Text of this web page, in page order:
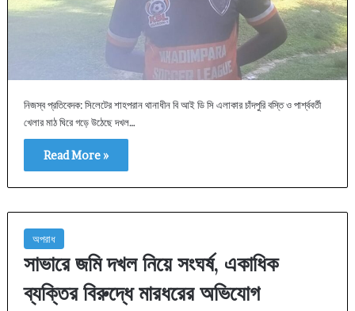
নিজস্ব প্রতিবেদক: সিলেটের শাহপরান থানাধীন বি আই ডি সি এলাকার চাঁদপুরি বস্তি ও পার্শ্ববর্তী
খেলার মাঠ ঘিরে গড়ে উঠেছে দখল…
Read More »
অপরাধ
সাভারে জমি দখল নিয়ে সংঘর্ষ, একাধিক
ব্যক্তির বিরুদ্ধে মারধরের অভিযোগ